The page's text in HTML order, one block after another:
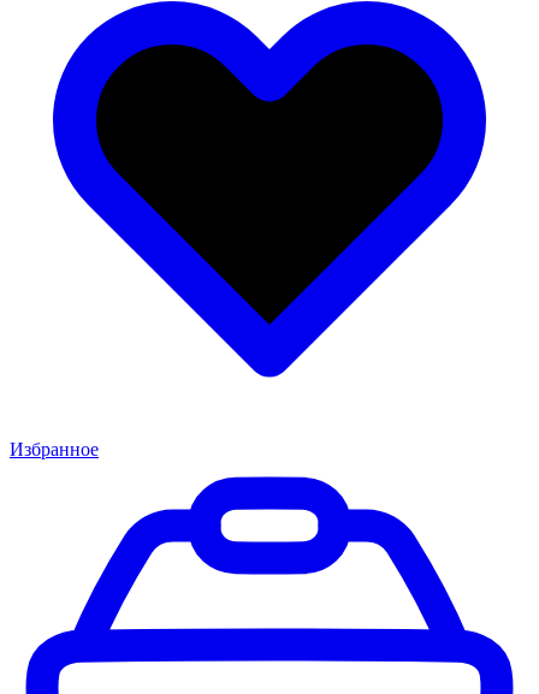
Избранное